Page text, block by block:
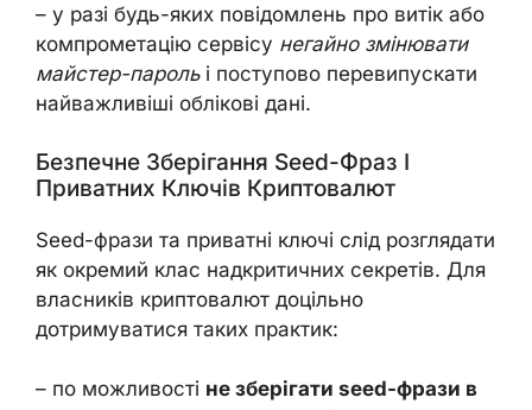
– у разі будь-яких повідомлень про витік або
компрометацію сервісу негайно змінювати
майстер-парольі поступово перевипускати
найважливіші облікові дані.
Безпечне Зберігання Seed-Фраз І
Приватних Ключів Криптовалют
Seed-фрази та приватні ключі слід розглядати
як окремий клас надкритичних секретів. Для
власників криптовалют доцільно
дотримуватися таких практик:
– по можливості не зберігати seed-фрази в